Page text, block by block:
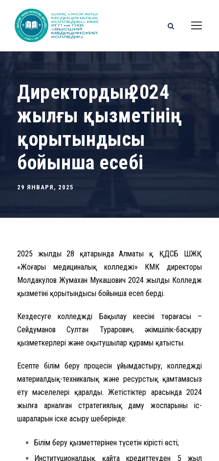
Директордың 2024
жылғы қызметінің
қорытындысы
бойынша есебі
29 ЯНВАРЯ, 2025
2025 жылдың 28 қаңтарында Алматы қ. ҚДСБ ШЖҚ
«Жоғары медициналық колледжі» КМК директоры
Молдакулов Жумахан Мукашович 2024 жылдың Колледж
қызметінің қорытындысы бойынша есеп берді.
Кездесуге колледждің Бақылау кеңесінің төрағасы –
Сейдуманов Султан Турарович, әкімшілік-басқару
қызметкерлері және оқытушылар құрамы қатысты.
Есепте білім беру процесін ұйымдастыру, колледжді
материалдық-техникалық және ресурстық қамтамасыз
ету мәселелері қаралды. Жетістіктер арасында 2024
жылға арналған стратегиялық даму жоспарының іс-
шараларын іске асыру шеңберінде:
Білім беру қызметтерінен түсетін кірістің өсті;
Институционалдық қайта кредиттеуден 5 жыл